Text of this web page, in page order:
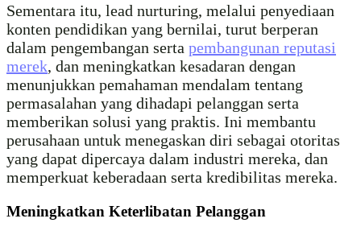
Sementara itu, lead nurturing, melalui penyediaan
konten pendidikan yang bernilai, turut berperan
dalam pengembangan serta pembangunan reputasi
merek, dan meningkatkan kesadaran dengan
menunjukkan pemahaman mendalam tentang
permasalahan yang dihadapi pelanggan serta
memberikan solusi yang praktis. Ini membantu
perusahaan untuk menegaskan diri sebagai otoritas
yang dapat dipercaya dalam industri mereka, dan
memperkuat keberadaan serta kredibilitas mereka.
Meningkatkan Keterlibatan Pelanggan